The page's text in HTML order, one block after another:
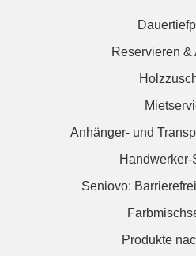
Reservieren &
Anhänger- und
Handwerker-
Seniovo:
Produkte